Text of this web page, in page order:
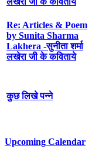
Re: Articles & Poem
by Sunita Sharma
Lakhera -सुनीता शर्मा
लखेरा जी के कविताये
कुछ लिखे पन्ने
Upcoming Calendar